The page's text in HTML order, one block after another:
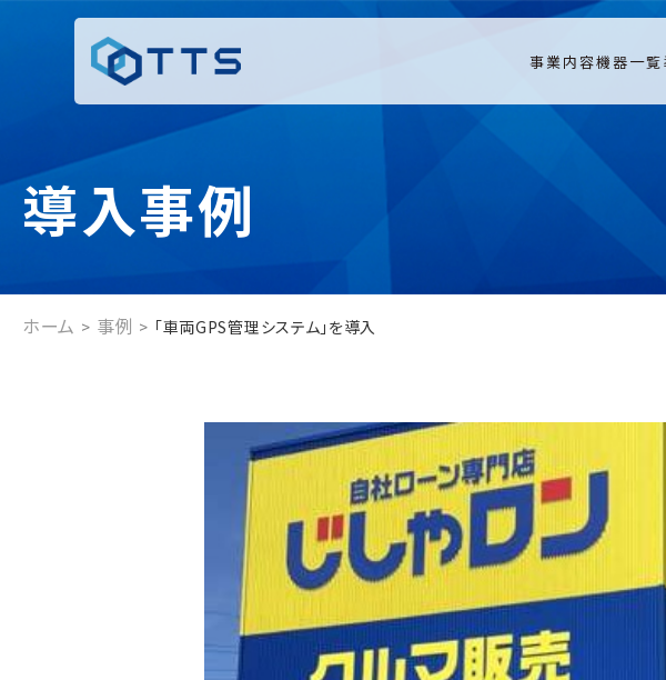
事業内容機器一覧
導入事例
ホーム 事例 「車両GPS管理システム」を導入